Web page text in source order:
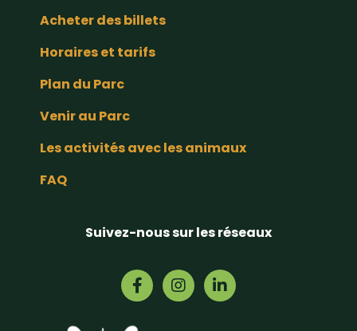
Acheter des billets
Horaires et tarifs
Plan du Parc
Venir au Parc
Les activités avec les animaux
FAQ
Suivez-nous sur les réseaux